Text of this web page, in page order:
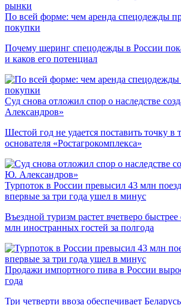
рынки
По всей форме: чем аренда спецодежды
покупки
Почему шеринг спецодежды в России
и каков его потенциал
Суд снова отложил спор о наследстве
Александров»
Шестой год не удается поставить точку в
основателя «Ростагрокомплекса»
Турпоток в России превысил 43 млн
впервые за три года ушел в минус
Въездной туризм растет вчетверо
млн иностранных гостей за полгода
Продажи импортного пива в России
года
Три четверти ввоза обеспечивает